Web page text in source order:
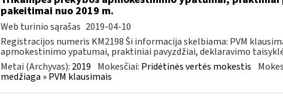
pakeitimai nuo 2019 m.
Web turinio sąrašas 2019-04-10
Registracijos numeris KM2198 Ši informacija skelbiama: PVM
apmokestinimo ypatumai, praktiniai pavyzdžiai, deklaravimo
Metai (Archyvas): 2019 Mokesčiai: Pridėtinės vertės mokestis
medžiaga » PVM klausimais